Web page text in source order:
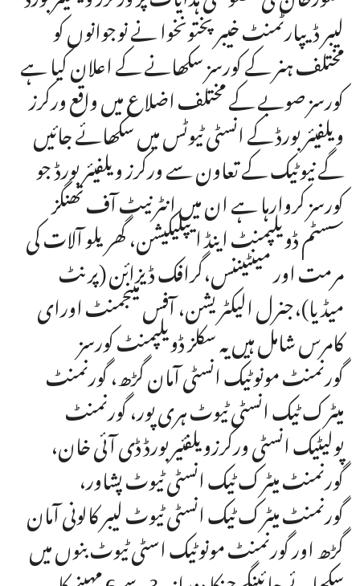
لیبر ڈیپارٹمنٹ خیبر پختونخوا نے نوجوانوں کو
مختلف ہنر کے کورسز سکھانے کے اعلان کیا ہے
کورسز صوبے کے مختلف اضلاع میں واقع ورکرز
ویلفیئر بورڈ کے انسٹی ٹیوٹس میں سکھائے جائیں
گے نیوٹیک کے تعاون سے ورکرز ویلفیئر بورڈ جو
کورسز کروارہا ہے ان میں انٹرنیٹ آف تھنگز
سسٹم ڈویلپمنٹ اینڈ ایپلیکیشن، گھریلو آلات کی
مرمت اور مینٹیننس،گرافک ڈیزائن (پرنٹ
میڈیا)،جنرل الیکٹریشن، آفس مینجمنٹ اورای
کامرس شامل ہیں یہ سکلز ڈویلپمنٹ کورسز
گورنمنٹ مونوٹیک انسٹی آمان گڑھ، گورنمنٹ
میٹرک ٹیک انسٹی ٹیوٹ ہری پور، گورنمنٹ
پولیٹیک انسٹی ورکرزویلفئیربورڈ ڈی آئی خان،
گورنمنٹ میٹرک ٹیک انسٹی ٹیوٹ پشاور،
گورنمنٹ میٹرک ٹیک انسٹی ٹیوٹ لیبر کالونی آمان
گڑھ اور گورنمنٹ مونوٹیک اسٹی ٹیوٹ بنوں میں